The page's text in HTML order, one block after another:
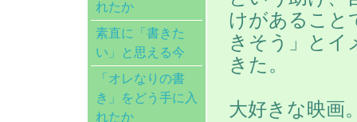
れたか
素直に「書きた
い」と思える今
「オレなりの書
き」をどう手に入
れたか
けがあること
きそう」とイ
きた。
大好きな映画